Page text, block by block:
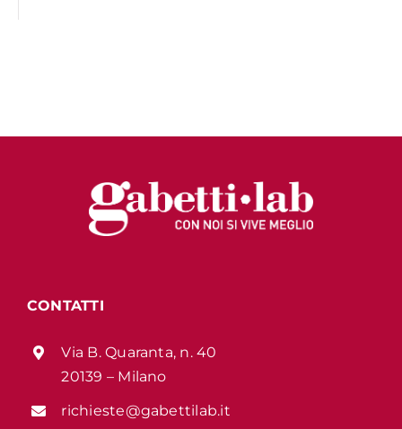
CONTATTI
Via B. Quaranta, n. 40
20139 – Milano
richieste@gabettilab.it